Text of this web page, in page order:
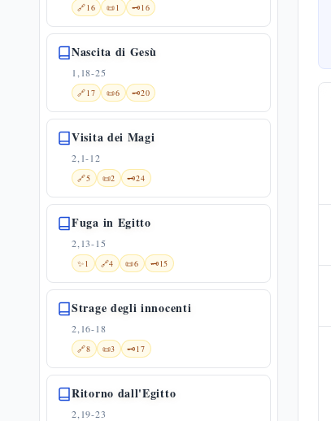
🔗16 📜1 🗝️16
Nascita di Gesù
1,18-25
🔗17 📜6 🗝️20
Visita dei Magi
2,1-12
🔗5 📜2 🗝️24
Fuga in Egitto
2,13-15
✨1 🔗4 📜6 🗝️15
Strage degli innocenti
2,16-18
🔗8 📜3 🗝️17
Ritorno dall'Egitto
2,19-23